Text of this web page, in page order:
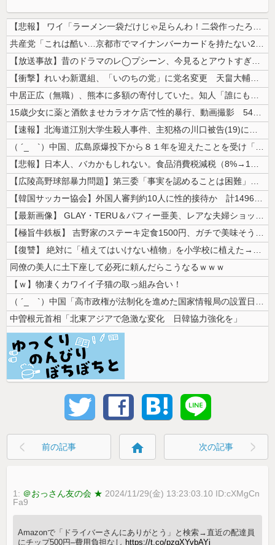
【悲報】 ワイ「ラーメン一袋だけじゃ足らんわ！二袋作ったろ！」→結果ｗ...
共産党「これは酷い…京都市でマイナンバーカードを持たない29万人がポイ...
【放送事故】昔のドラマのレ◯プシーン、今見るとアウトすぎる・・・
【衝撃】れいわ新選組、「いのちの党」に党名変更 天畠大輔氏が共同代表へ
中居正広（無職）、熊本に多額の寄付していた。知人「誰にも知られなくても...
15歳少女に薬と酒飲ませカラオケ店で性的暴行、動画撮影 54歳無職を再...
【速報】北海道江別大学生殺人事件、主犯格の川口被告(19)に無期懲役の...
（ ´_ゝ`）中国、広島原爆投下から８１年を迎えたことを受け「日本は原...
【悲報】日本人、バカかもしれない。食品消費税減税（8%→1%）に93....
【広陵高野球部暴力問題】第三委「事実を認めることは困難」元部員「SNS...
【韓国サッカー協会】外国人審判約10人に性的接待か 計1496回、約2...
【最新画像】 GLAY・TERU＆パフィー亜美、レアな夫婦ショットを公...
【極旨牛鉄板】 吉野家のステーキ定食1500円、ガチで美味そうｗｗｗ
【復讐】 絶対に「植えてはいけない植物」を小学校に植えた→20年経って...
同僚の美人に土下座して必死に頼んだらこうなるｗｗｗ
【ｗ】物凄くカワイイ子猫の取っ組み合い！
（ ´_ゝ`）中国「高市政権が法制化を進めた国家情報局の設置日が7月3...
中曽根元首相「北東アジアで急激な変化 日韓協力強化を」
前の記事 home 次の記事
1: ＠おっさん友の会 ★ 2024/11/29(金) 13:23:03.10 ID:cXMgCn
Fa9
Amazonで「ドライバーさんにありがとう」と検索→直近の配達員
にチップ500円–費用負担なし https://t.co/pzqXYvbAYj